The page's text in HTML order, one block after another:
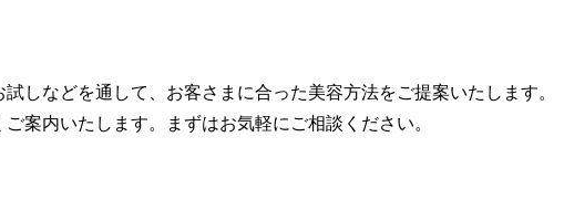
しなどを通して、お客さまに合った美容方法をご提案いたします。
案内いたします。まずはお気軽にご相談ください。